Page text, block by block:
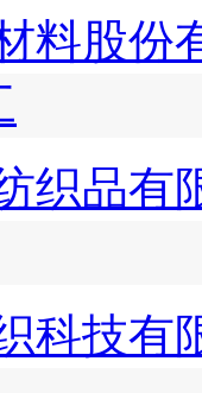
料股份
织品有
科技有